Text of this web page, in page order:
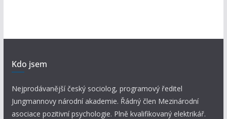
Kdo jsem
Nejprodávanější český sociolog, programový ředitel
Jungmannovy národní akademie. Řádný člen Mezinárodní
asociace pozitivní psychologie. Plně kvalifikovaný elektrikář.